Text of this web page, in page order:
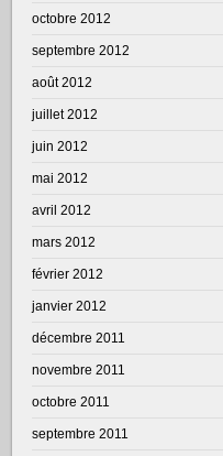
octobre 2012
septembre 2012
août 2012
juillet 2012
juin 2012
mai 2012
avril 2012
mars 2012
février 2012
janvier 2012
décembre 2011
novembre 2011
octobre 2011
septembre 2011